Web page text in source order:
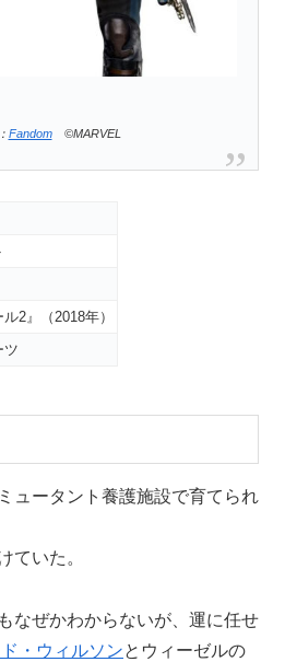
Fandom©MARVEL
ル2』（2018年）
ツ
ュータント養護施設で育てられ
ていた。
なぜかわからないが、運に任せ
・ウィルソンとウィーゼルの